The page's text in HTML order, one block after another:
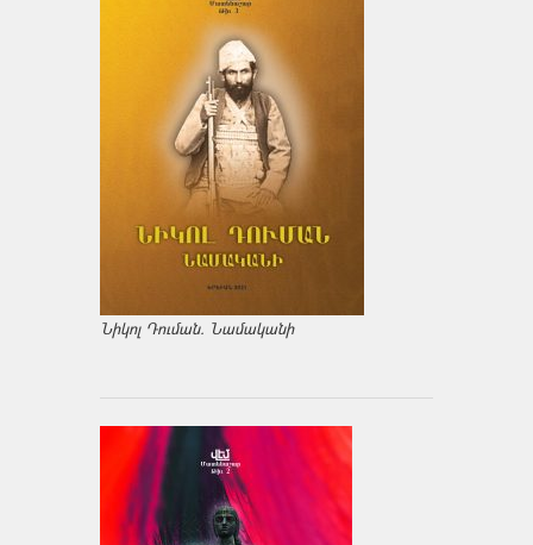
Նիկոլ Դուման. Նամականի